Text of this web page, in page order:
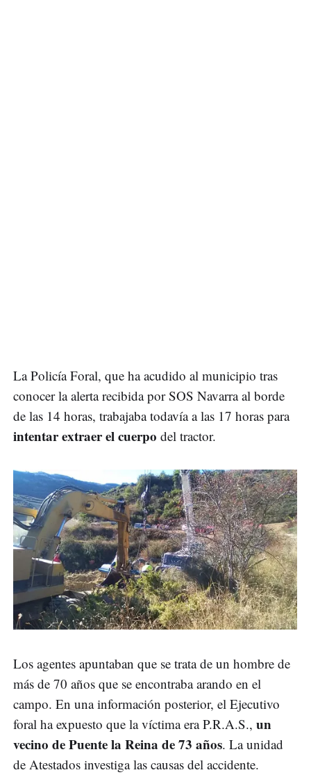
La Policía Foral, que ha acudido al municipio tras
conocer la alerta recibida por SOS Navarra al borde
de las 14 horas, trabajaba todavía a las 17 horas para
intentar extraer el cuerpo del tractor.
Los agentes apuntaban que se trata de un hombre de
más de 70 años que se encontraba arando en el
campo. En una información posterior, el Ejecutivo
foral ha expuesto que la víctima era P.R.A.S., un
vecino de Puente la Reina de 73 años. La unidad
de Atestados investiga las causas del accidente.